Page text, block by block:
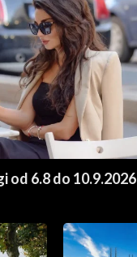
od 6.8 do 10.9.2026